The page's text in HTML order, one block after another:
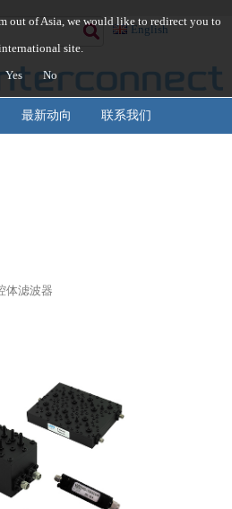
out of Asia, we would like to redirect you to
site.
Yes
No
English
最新动向 联系我们
体滤波器